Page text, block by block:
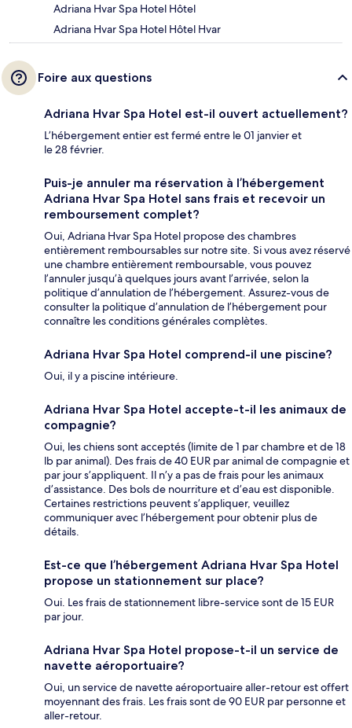
Adriana Hvar Spa Hotel Hôtel
Adriana Hvar Spa Hotel Hôtel Hvar
Foire aux questions
Adriana Hvar Spa Hotel est-il ouvert actuellement?
L’hébergement entier est fermé entre le 01 janvier et
le 28 février.
Puis-je annuler ma réservation à l’hébergement
Adriana Hvar Spa Hotel sans frais et recevoir un
remboursement complet?
Oui, Adriana Hvar Spa Hotel propose des chambres
entièrement remboursables sur notre site. Si vous avez réservé
une chambre entièrement remboursable, vous pouvez
l’annuler jusqu’à quelques jours avant l’arrivée, selon la
politique d’annulation de l’hébergement. Assurez-vous de
consulter la politique d’annulation de l’hébergement pour
connaître les conditions générales complètes.
Adriana Hvar Spa Hotel comprend-il une piscine?
Oui, il y a piscine intérieure.
Adriana Hvar Spa Hotel accepte-t-il les animaux de
compagnie?
Oui, les chiens sont acceptés (limite de 1 par chambre et de 18
lb par animal). Des frais de 40 EUR par animal de compagnie et
par jour s’appliquent. Il n’y a pas de frais pour les animaux
d’assistance. Des bols de nourriture et d’eau est disponible.
Certaines restrictions peuvent s’appliquer, veuillez
communiquer avec l’hébergement pour obtenir plus de
détails.
Est-ce que l’hébergement Adriana Hvar Spa Hotel
propose un stationnement sur place?
Oui. Les frais de stationnement libre-service sont de 15 EUR
par jour.
Adriana Hvar Spa Hotel propose-t-il un service de
navette aéroportuaire?
Oui, un service de navette aéroportuaire aller-retour est offert
moyennant des frais. Les frais sont de 90 EUR par personne et
aller-retour.